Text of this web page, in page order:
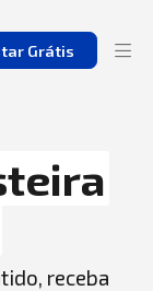
Grátis
receba